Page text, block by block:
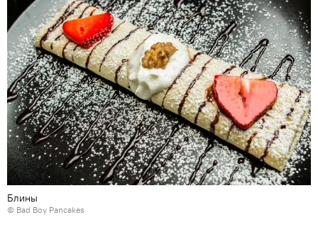
Блины
© Bad Boy Pancakes